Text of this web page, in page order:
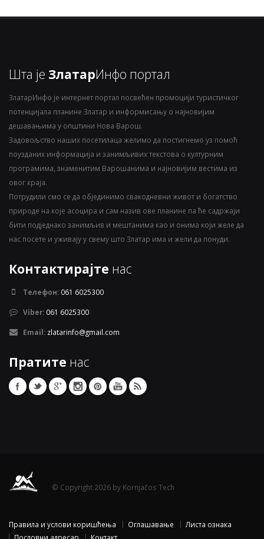
Шта је ЗлатарИнфо портал
ЗлатарИнфо је интернет портал посвећен промоцији туристичког
потенцијала планине Златар и информисању о најновијим
дешавањима у општини Нова Варош.
Задовољство наших посетилаца желимо да постигнемо уз помоћ
поузданих информација и занимљивих текстова о културним
програмима, знаменитим Варошанима и најновијим вестима из
овог краја.
Потрудили смо се да објединимо свакодневни живот и богатство
природе на које асоцира и сам назив ове планине па ће садржаји
бити подједнако занимљив и мештанима као и онима који желе да
нас посете и уживају у свему што Златар има и жели да понуди.
Контактирајте нас
Телефон: 061 6025300
Viber: 061 6025300
Email: zlatarinfo@gmail.com
Пратите нас
© Copyright 2026 by Kornjačos Tech
Правила и услови коришћења Оглашавање
Листа ознака
Пословни адресар
Контакт